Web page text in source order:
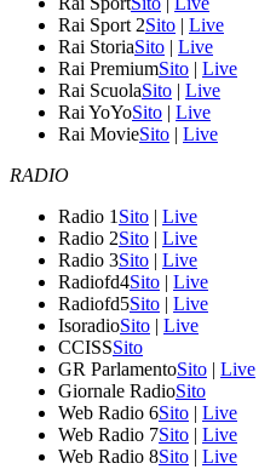
Rai Sport 2Sito | Live
Rai StoriaSito | Live
Rai PremiumSito | Live
Rai ScuolaSito | Live
Rai YoYoSito | Live
Rai MovieSito | Live
RADIO
Radio 1 Sito | Live
Radio 2Sito | Live
Radio 3Sito | Live
Radiofd4Sito | Live
Radiofd5Sito | Live
IsoradioSito | Live
CCISSSito
GR ParlamentoSito | Live
Giornale RadioSito
Web Radio 6Sito | Live
Web Radio 7Sito | Live
Web Radio 8Sito | Live